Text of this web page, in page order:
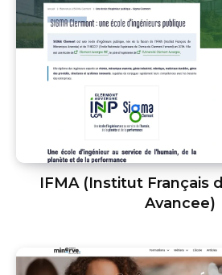
IFMA (Institut Français
Avancee)